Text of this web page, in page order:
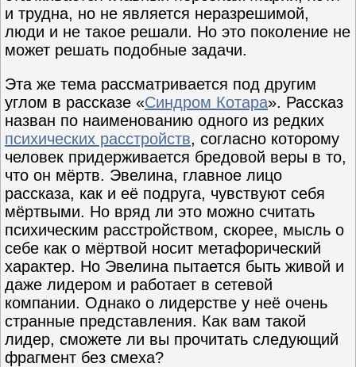
и трудна, но не является неразрешимой,
люди и не такое решали. Но это поколение не
может решать подобные задачи.
Эта же тема рассматривается под другим
углом в рассказе «Синдром Котара». Рассказ
назван по наименованию одного из редких
психических расстройств, согласно которому
человек придерживается бредовой веры в то,
что он мёртв. Эвелина, главное лицо
рассказа, как и её подруга, чувствуют себя
мёртвыми. Но вряд ли это можно считать
психическим расстройством, скорее, мысль о
себе как о мёртвой носит метафорический
характер. Но Эвелина пытается быть живой и
даже лидером и работает в сетевой
компании. Однако о лидерстве у неё очень
странные представления. Как вам такой
лидер, сможете ли вы прочитать следующий
фрагмент без смеха?